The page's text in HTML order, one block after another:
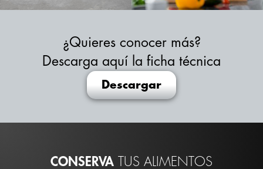
¿Quieres conocer más?
Descarga aquí la ficha técnica
Descargar
CONSERVA TUS ALIMENTOS